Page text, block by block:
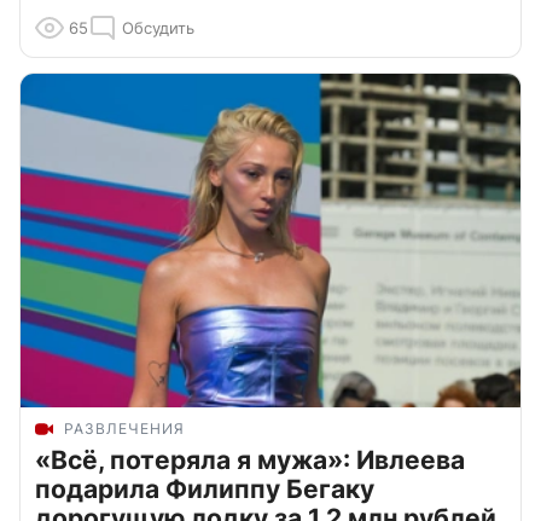
65 Обсудить
РАЗВЛЕЧЕНИЯ
«Всё, потеряла я мужа»: Ивлеева
подарила Филиппу Бегаку